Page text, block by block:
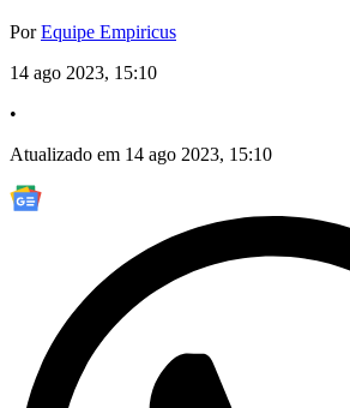
PorEquipe Empiricus
14 ago 2023, 15:10
•
Atualizado em 14 ago 2023, 15:10